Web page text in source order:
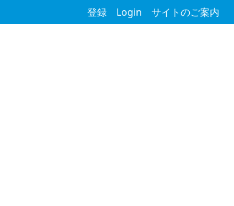
登録 Login サイトのご案内